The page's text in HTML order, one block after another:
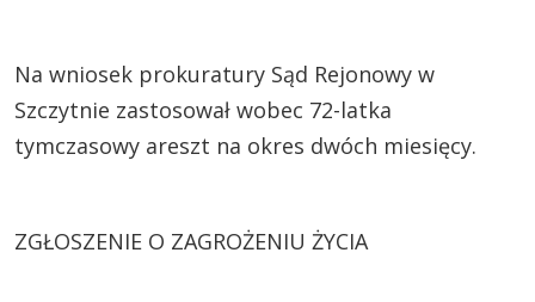
Na wniosek prokuratury Sąd Rejonowy w
Szczytnie zastosował wobec 72-latka
tymczasowy areszt na okres dwóch miesięcy.
ZGŁOSZENIE O ZAGROŻENIU ŻYCIA